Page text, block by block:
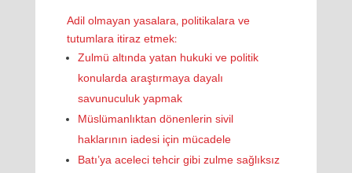
Adil olmayan yasalara, politikalara ve
tutumlara itiraz etmek:
Zulmü altında yatan hukuki ve politik
konularda araştırmaya dayalı
savunuculuk yapmak
Müslümanlıktan dönenlerin sivil
haklarının iadesi için mücadele
Batı’ya aceleci tehcir gibi zulme sağlıksız